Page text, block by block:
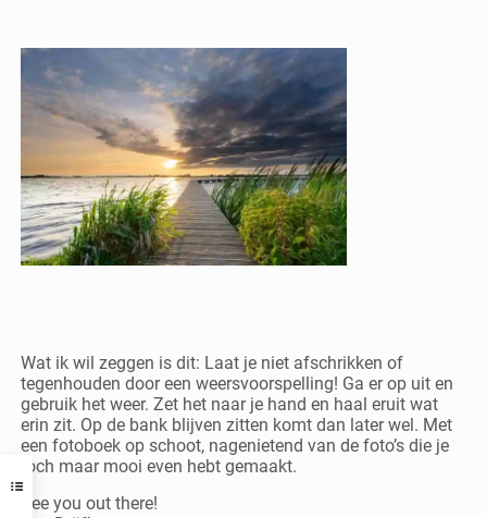
Wat ik wil zeggen is dit: Laat je niet afschrikken of
tegenhouden door een weersvoorspelling! Ga er op uit en
gebruik het weer. Zet het naar je hand en haal eruit wat
erin zit. Op de bank blijven zitten komt dan later wel. Met
een fotoboek op schoot, nagenietend van de foto’s die je
toch maar mooi even hebt gemaakt.
See you out there!